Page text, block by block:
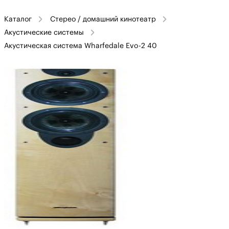
Каталог
Стерео / домашний кинотеатр
Акустические системы
Акустическая система Wharfedale Evo-2 40